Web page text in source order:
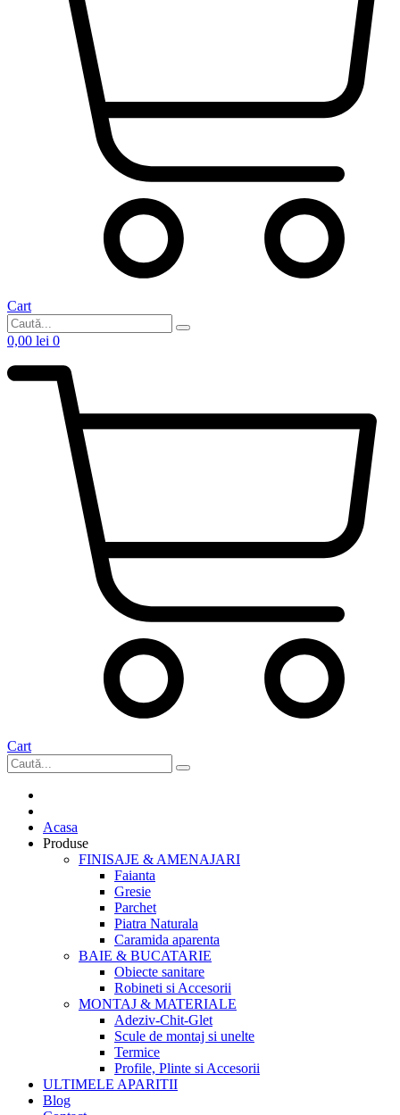
Cart
0,00 lei 0
Cart
Acasa
Produse
FINISAJE & AMENAJARI
Faianta
Gresie
Parchet
Piatra Naturala
Caramida aparenta
BAIE & BUCATARIE
Obiecte sanitare
Robineti si Accesorii
MONTAJ & MATERIALE
Adeziv-Chit-Glet
Scule de montaj si unelte
Termice
Profile, Plinte si Accesorii
ULTIMELE APARITII
Blog